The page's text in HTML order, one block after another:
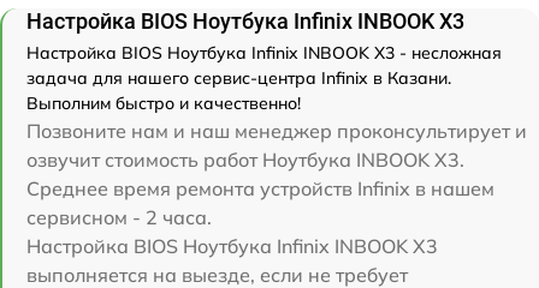
Настройка BIOS Ноутбука Infinix INBOOK X3
Настройка BIOS Ноутбука Infinix INBOOK X3 - несложная
задача для нашего сервис-центра Infinix в Казани.
Выполним быстро и качественно!
Позвоните нам и наш менеджер проконсультирует и
озвучит стоимость работ Ноутбука INBOOK X3.
Среднее время ремонта устройств Infinix в нашем
сервисном - 2 часа.
Настройка BIOS Ноутбука Infinix INBOOK X3
выполняется на выезде, если не требует